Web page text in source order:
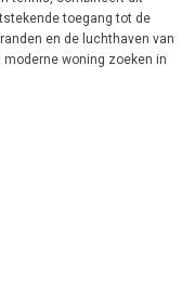
toegang tot de
en de luchthaven van
moderne woning zoeken in